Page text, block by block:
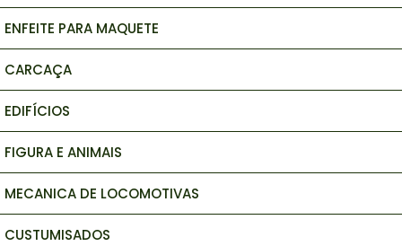
ENFEITE PARA MAQUETE
CARCAÇA
EDIFÍCIOS
FIGURA E ANIMAIS
MECANICA DE LOCOMOTIVAS
CUSTUMISADOS